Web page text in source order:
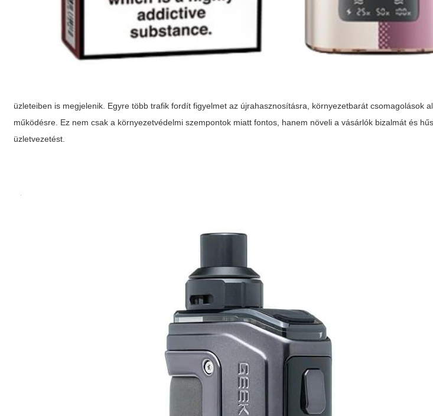
üzleteiben is megjelenik. Egyre több trafik fordít figyelmet az újrahasznosításra, környezetbarát csomagolások
működésre. Ez nem csak a környezetvédelmi szempontok miatt fontos, hanem növeli a vásárlók bizalmát és
üzletvezetést.